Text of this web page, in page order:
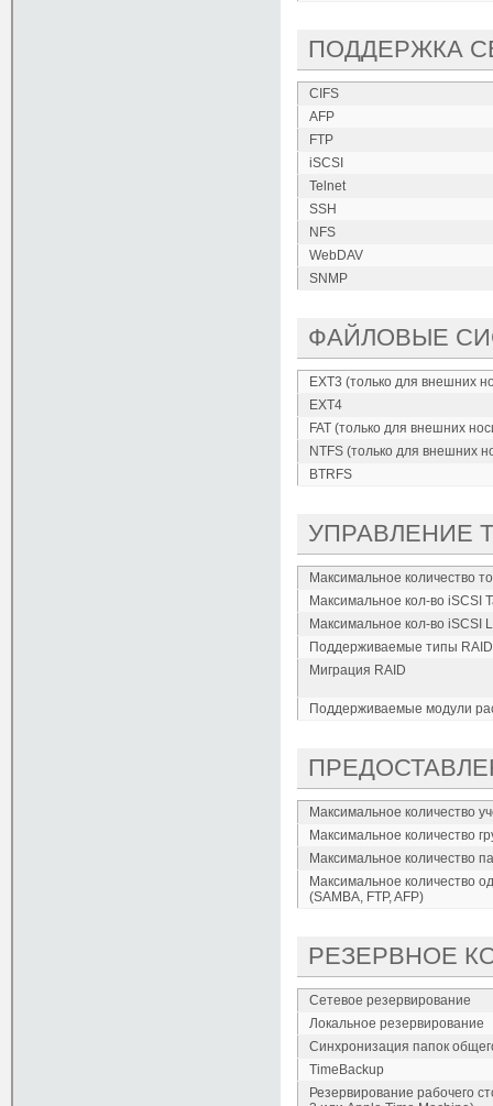
ПОДДЕРЖКА
CIFS
AFP
FTP
iSCSI
Telnet
SSH
NFS
WebDAV
SNMP
ФАЙЛОВЫЕ
EXT3 (только для внешних
EXT4
FAT (только для внешних
NTFS (только для внешних
BTRFS
УПРАВЛЕНИЕ
Максимальное количество
Максимальное кол-во iSCSI
Максимальное кол-во iSCSI
Поддерживаемые типы RAID
Миграция RAID
Поддерживаемые модули
Максимальное количество
Максимальное количество
Максимальное количество
Максимальное количество
(SAMBA, FTP, AFP)
РЕЗЕРВНОЕ
Сетевое резервирование
Локальное резервирование
Синхронизация папок
TimeBackup
Резервирование рабочего